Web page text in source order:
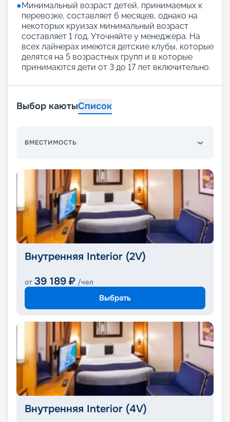
●Минимальный возраст детей, принимаемых к
перевозке, составляет 6 месяцев, однако на
некоторых круизах минимальный возраст
составляет 1 год. Уточняйте у менеджера. На
всех лайнерах имеются детские клубы, которые
делятся на 5 возрастных групп и в которые
принимаются дети от 3 до 17 лет включительно.
Выбор каютыСписок
ВМЕСТИМОСТЬ
Внутренняя Interior (2V)
от 39 189 ₽ /чел
Выбрать
Внутренняя Interior (4V)